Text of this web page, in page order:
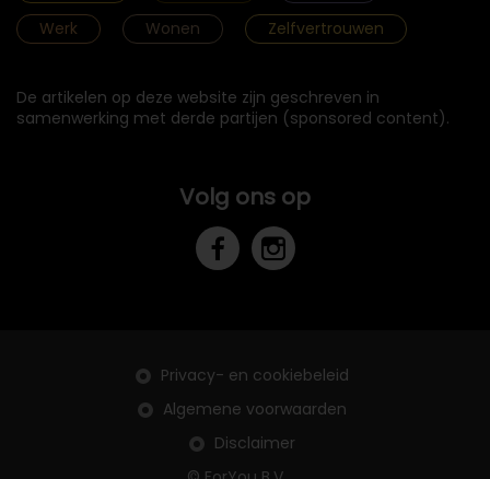
Werk
Wonen Zelfvertrouwen
De artikelen op deze website zijn geschreven in
samenwerking met derde partijen (sponsored content).
Volg ons op
Privacy- en cookiebeleid
Algemene voorwaarden
Disclaimer